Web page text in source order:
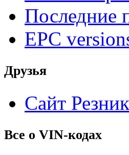
Последние
EPC
Друзья
Сайт
Все о VIN-кодах